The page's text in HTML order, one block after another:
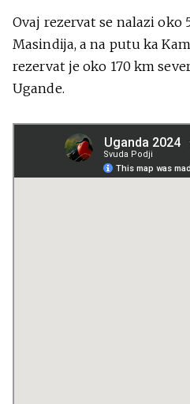
Ovaj rezervat se nalazi oko
Masindija, a na putu ka
rezervat je oko 170 km
Ugande.